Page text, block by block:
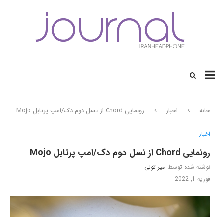
خانه اخبار رونمایی Chord از نسل دوم دک/امپ پرتابل Mojo
اخبار
رونمایی Chord از نسل دوم دک/امپ پرتابل Mojo
نوشته شده توسط امیر تولی
فوریه 1, 2022